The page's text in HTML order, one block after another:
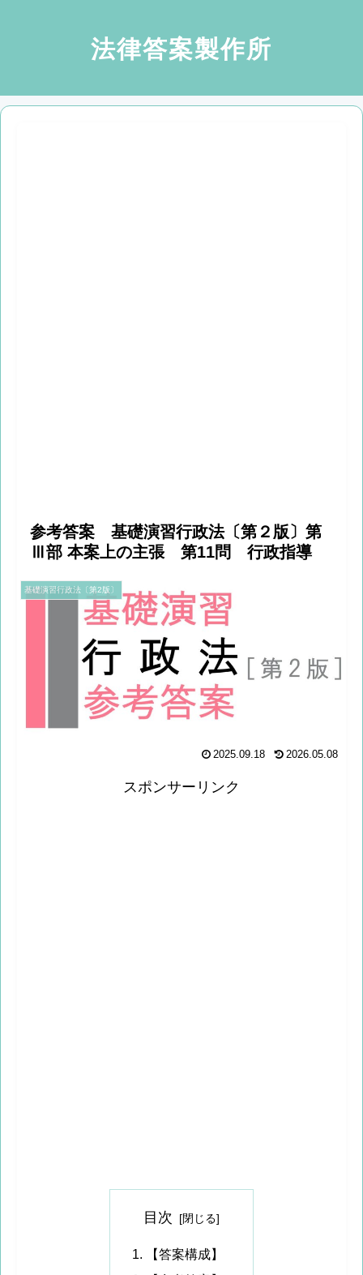
法律答案製作所
参考答案 基礎演習行政法〔第２版〕第
Ⅲ部 本案上の主張 第11問 行政指導
基礎演習行政法〔第2版〕
2025.09.18 2026.05.08
スポンサーリンク
目次
【答案構成】